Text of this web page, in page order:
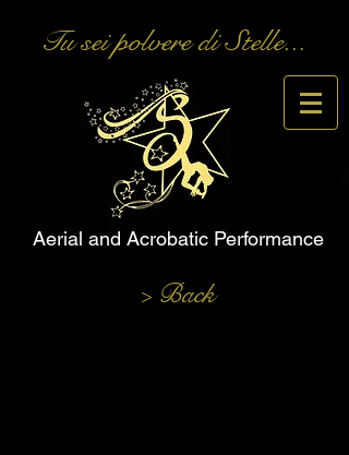
Tu sei polvere di Stelle...
Aerial and Acrobatic Performance
> Back